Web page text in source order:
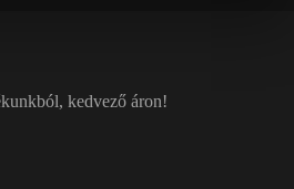
kedvező áron!